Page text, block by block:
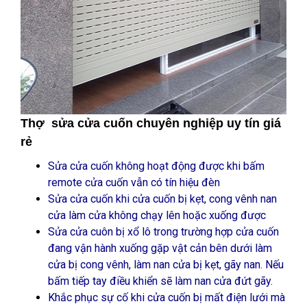
Thợ sửa cửa cuốn chuyên nghiệp uy tín giá
rẻ
Sửa cửa cuốn không hoạt động được khi bấm
remote cửa cuốn vẫn có tín hiệu đèn
Sửa cửa cuốn khi cửa cuốn bị kẹt, cong vênh nan
cửa làm cửa không chạy lên hoặc xuống được
Sửa cửa cuôn bị xổ lô trong trường hợp cửa cuốn
đang vận hành xuống gặp vật cản bên dưới làm
cửa bị cong vênh, làm nan cửa bị kẹt, gãy nan. Nếu
bấm tiếp tay điều khiển sẽ làm nan cửa đứt gãy.
Khắc phục sự cố khi cửa cuốn bị mất điện lưới mà